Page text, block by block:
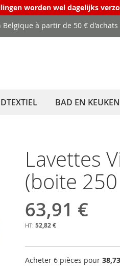
worden wel dagelijks
à partir de 50 € d'achats
BAD EN KEUKEN
Lavettes
(boite
63,91 €
52,82 €
Acheter 6 pièces pour